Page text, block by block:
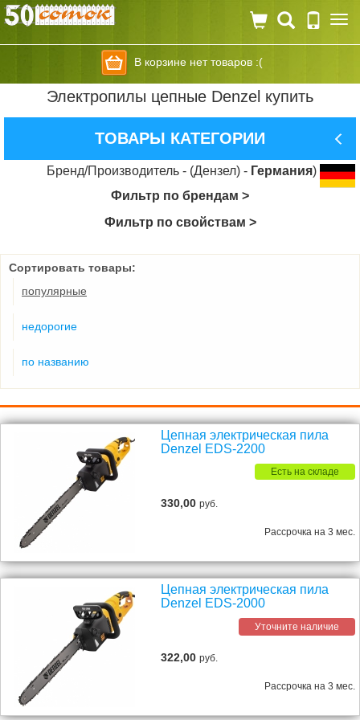
В корзине нет товаров :(
Электропилы цепные Denzel купить
ТОВАРЫ КАТЕГОРИИ
Бренд/Производитель - (Дензел) - Германия)
Фильтр по брендам >
Фильтр по свойствам >
Сортировать товары:
популярные
недорогие
по названию
Цепная электрическая пила
Denzel EDS-2200
Есть на складе
330,00руб.
Рассрочка на 3 мес.
Цепная электрическая пила
Denzel EDS-2000
Уточните наличие
322,00руб.
Рассрочка на 3 мес.